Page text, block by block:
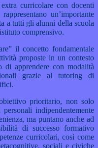
curricolare con docenti
un’importante
a tutti gli alunni della scuola
comprensivo.
il concetto fondamentale
proposte in un contesto
di apprendere con modalità
grazie al tutoring di
prioritario, non solo
indipendentemente
ma puntano anche ad
di successo formativo
curricolari, così come
sociali e civiche